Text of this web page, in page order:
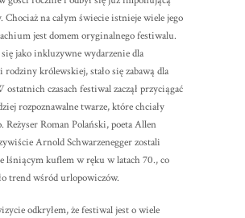
Chociaż na całym świecie istnieje wiele jego
jest domem oryginalnego festiwalu.
się jako inkluzywne wydarzenie dla
rodziny królewskiej, stało się zabawą dla
czasach festiwal zaczął przyciągać
rozpoznawalne twarze, które chciały
Reżyser Roman Polański, poeta Allen
Arnold Schwarzenegger zostali
lśniącym kuflem w ręku w latach 70., co
trend wśród urlopowiczów.
odkryłem, że festiwal jest o wiele